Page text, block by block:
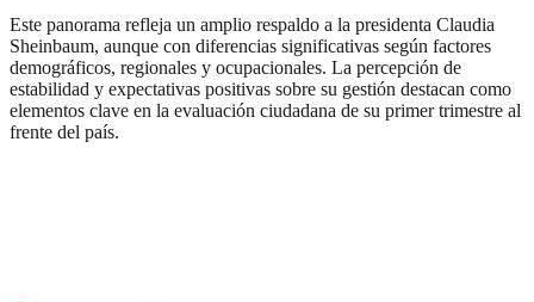
Este panorama refleja un amplio respaldo a la presidenta Claudia
Sheinbaum, aunque con diferencias significativas según factores
demográficos, regionales y ocupacionales. La percepción de
estabilidad y expectativas positivas sobre su gestión destacan como
elementos clave en la evaluación ciudadana de su primer trimestre al
frente del país.